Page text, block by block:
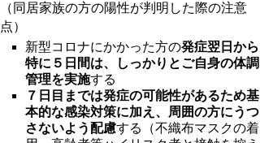
（同居家族の方の陽性が判明した際の注意
点）
新型コロナにかかった方の発症翌日から
特に５日間は、しっかりとご自身の体調
管理を実施する
７日目までは発症の可能性があるため基
本的な感染対策に加え、周囲の方にうつ
さないよう配慮する（不織布マスクの着